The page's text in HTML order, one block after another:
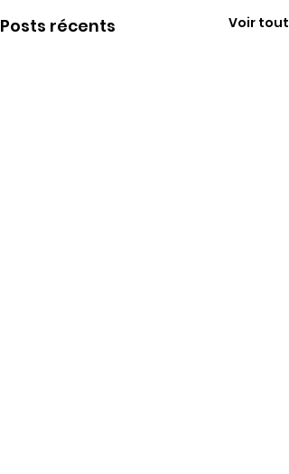
Posts récents Voir tout